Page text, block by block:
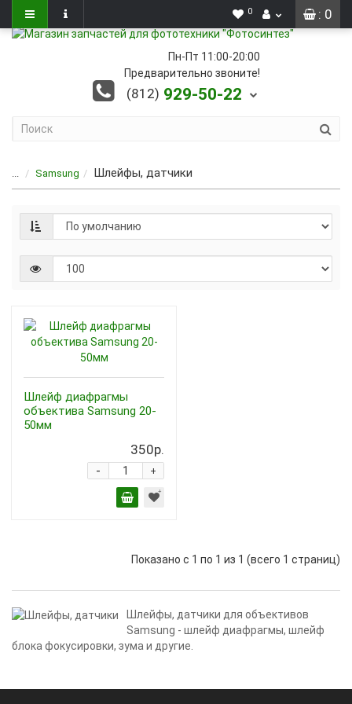
: 0
0
Пн-Пт 11:00-20:00
Предварительно звоните!
(812) 929-50-22
... Samsung Шлейфы, датчики
Шлейф диафрагмы
объектива Samsung 20-
50мм
350р.
+
-
Показано с 1 по 1 из 1 (всего 1 страниц)
Шлейфы, датчики для объективов
Samsung - шлейф диафрагмы, шлейф
блока фокусировки, зума и другие.